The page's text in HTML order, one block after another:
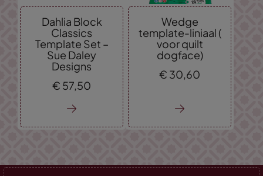
Dahlia Block
Classics
Template Set –
Sue Daley
Designs
€ 57, 50
Wedge
template-liniaal (
voor quilt
dogface)
€ 30, 60